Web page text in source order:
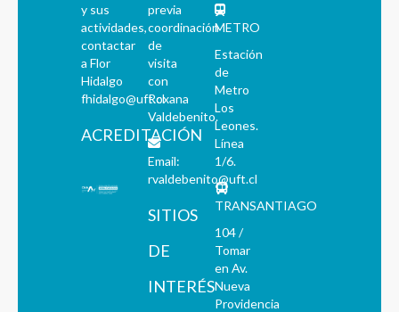
y sus
actividades,
contactar
a Flor
Hidalgo
fhidalgo@uft.cl
ACREDITACIÓN
previa
coordinación
de
visita
con
Roxana
Valdebenito.
Email:
rvaldebenito@uft.cl
SITIOS
DE
INTERÉS
METRO
Estación
de
Metro
Los
Leones.
Línea
1/6.
TRANSANTIAGO
104 /
Tomar
en Av.
Nueva
Providencia